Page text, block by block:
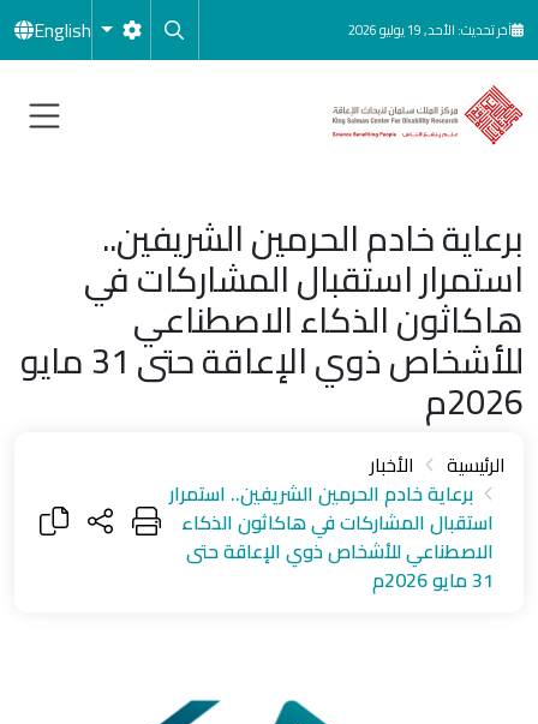
تجاوز إلى المحتوى الرئيسي
آخر تحديث: الأحد, 19 يوليو 2026 English
برعاية خادم الحرمين الشريفين..
استمرار استقبال المشاركات في
هاكاثون الذكاء الاصطناعي
للأشخاص ذوي الإعاقة حتى 31 مايو
2026م
الرئيسية
الأخبار
برعاية خادم الحرمين الشريفين.. استمرار
استقبال المشاركات في هاكاثون الذكاء
الاصطناعي للأشخاص ذوي الإعاقة حتى
31 مايو 2026م